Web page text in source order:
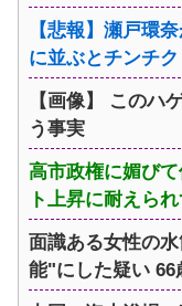
【悲報】瀬戸環
に並ぶとチンチ
【画像】 このハ
う事実
高市政権に媚び
ト上昇に耐えら
面識ある女性の
能"にした疑い 66